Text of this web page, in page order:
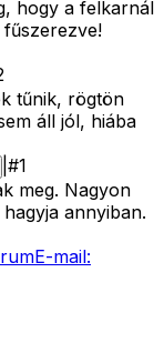
hogy a felkarnál
tűnik, rögtön
áll jól, hiába
#1
meg. Nagyon
annyiban.
E-mail: